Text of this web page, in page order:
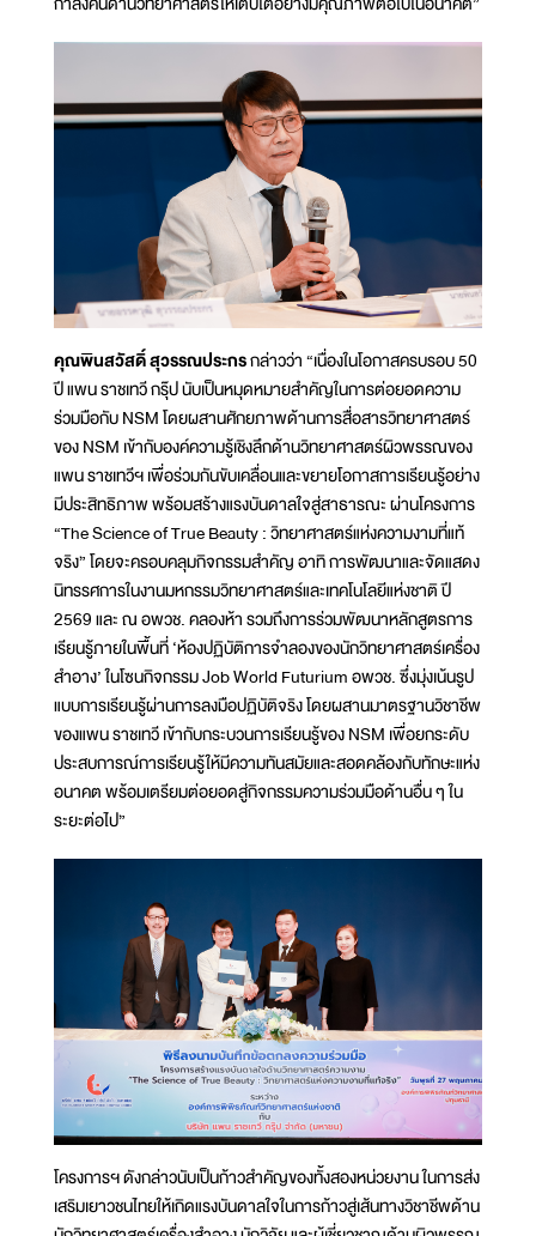
คุณพินสวัสดิ์ สุวรรณประกรกล่าวว่า “เนื่องในโอกาสครบรอบ 50
ปี แพน ราชเทวี กรุ๊ป นับเป็นหมุดหมายสำคัญในการต่อยอดความ
ร่วมมือกับ NSM โดยผสานศักยภาพด้านการสื่อสารวิทยาศาสตร์
ของ NSM เข้ากับองค์ความรู้เชิงลึกด้านวิทยาศาสตร์ผิวพรรณของ
แพน ราชเทวีฯ เพื่อร่วมกันขับเคลื่อนและขยายโอกาสการเรียนรู้อย่าง
มีประสิทธิภาพ พร้อมสร้างแรงบันดาลใจสู่สาธารณะ ผ่านโครงการ
“The Science of True Beauty : วิทยาศาสตร์แห่งความงามที่แท้
จริง” โดยจะครอบคลุมกิจกรรมสำคัญ อาทิ การพัฒนาและจัดแสดง
นิทรรศการในงานมหกรรมวิทยาศาสตร์และเทคโนโลยีแห่งชาติ ปี
2569 และ ณ อพวช. คลองห้า รวมถึงการร่วมพัฒนาหลักสูตรการ
เรียนรู้ภายในพื้นที่ ‘ห้องปฏิบัติการจำลองของนักวิทยาศาสตร์เครื่อง
สำอาง’ ในโซนกิจกรรม Job World Futurium อพวช. ซึ่งมุ่งเน้นรูป
แบบการเรียนรู้ผ่านการลงมือปฏิบัติจริง โดยผสานมาตรฐานวิชาชีพ
ของแพน ราชเทวี เข้ากับกระบวนการเรียนรู้ของ NSM เพื่อยกระดับ
ประสบการณ์การเรียนรู้ให้มีความทันสมัยและสอดคล้องกับทักษะแห่ง
อนาคต พร้อมเตรียมต่อยอดสู่กิจกรรมความร่วมมือด้านอื่น ๆ ใน
ระยะต่อไป”
โครงการฯ ดังกล่าวนับเป็นก้าวสำคัญของทั้งสองหน่วยงาน ในการส่ง
เสริมเยาวชนไทยให้เกิดแรงบันดาลใจในการก้าวสู่เส้นทางวิชาชีพด้าน